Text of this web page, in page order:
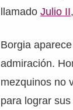
llamadoJulio II
Borgia
admiración.
mezquinos no
para lograr